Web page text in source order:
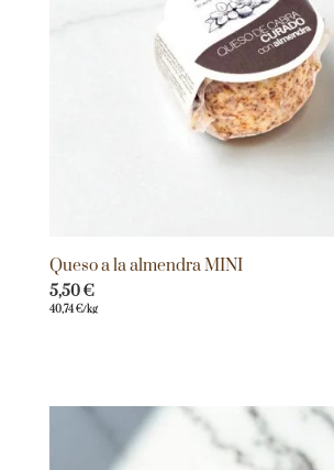
Queso a la almendra MINI
5,50€
40,74€/kg